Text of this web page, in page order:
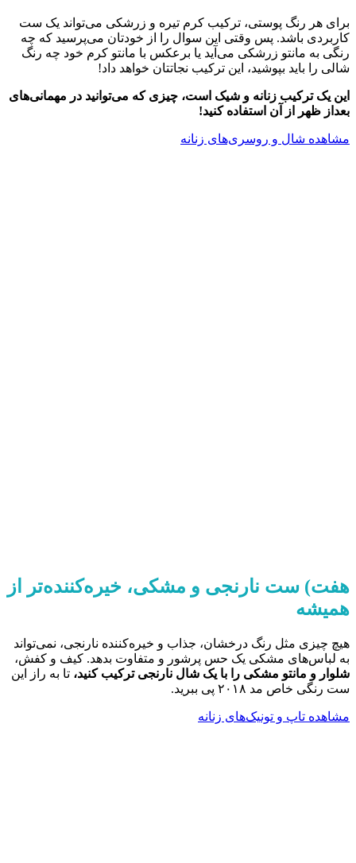
برای هر رنگ پوستی، ترکیب کرم تیره و زرشکی می‌تواند یک ست
کاربردی باشد. پس وقتی این سوال را از خودتان می‌پرسید که چه
رنگی به مانتو زرشکی می‌آید یا برعکس با مانتو کرم خود چه رنگ
شالی را باید بپوشید، این ترکیب نجاتتان خواهد داد!
این یک ترکیب زنانه و شیک است، چیزی که می‌توانید در مهمانی‌های
بعداز ظهر از آن استفاده کنید!
مشاهده شال و روسری‌های زنانه
هفت) ست نارنجی و مشکی، خیره‌کننده‌تر از
همیشه
هیچ چیزی مثل رنگ درخشان، جذاب و خیره‌کننده نارنجی، نمی‌تواند
به لباس‌های مشکی یک حس پرشور و متفاوت بدهد. کیف و کفش،
شلوار و مانتو مشکی را با یک شال نارنجی ترکیب کنید، تا به راز این
ست رنگی خاص مد ۲۰۱۸ پی ببرید.
مشاهده تاپ و تونیک‌های زنانه